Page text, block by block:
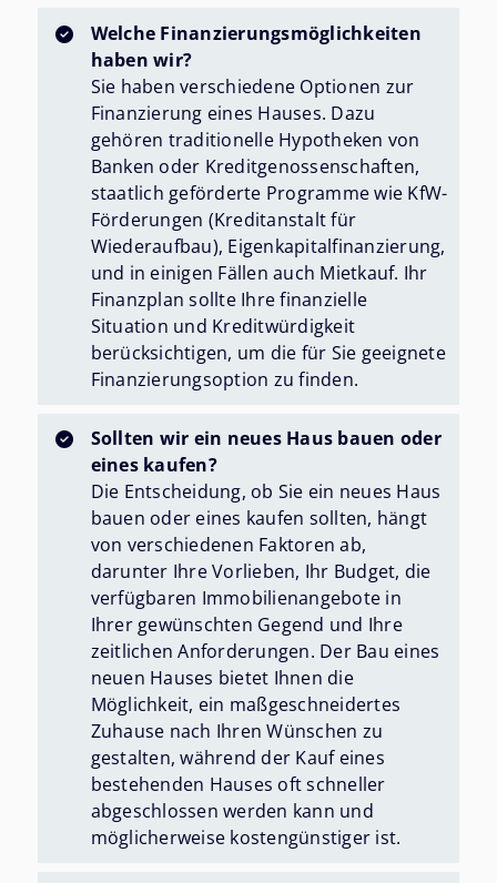
Welche Finanzierungsmöglichkeiten
haben wir?
Sie haben verschiedene Optionen zur
Finanzierung eines Hauses. Dazu
gehören traditionelle Hypotheken von
Banken oder Kreditgenossenschaften,
staatlich geförderte Programme wie KfW-
Förderungen (Kreditanstalt für
Wiederaufbau), Eigenkapitalfinanzierung,
und in einigen Fällen auch Mietkauf. Ihr
Finanzplan sollte Ihre finanzielle
Situation und Kreditwürdigkeit
berücksichtigen, um die für Sie geeignete
Finanzierungsoption zu finden.
Sollten wir ein neues Haus bauen oder
eines kaufen?
Die Entscheidung, ob Sie ein neues Haus
bauen oder eines kaufen sollten, hängt
von verschiedenen Faktoren ab,
darunter Ihre Vorlieben, Ihr Budget, die
verfügbaren Immobilienangebote in
Ihrer gewünschten Gegend und Ihre
zeitlichen Anforderungen. Der Bau eines
neuen Hauses bietet Ihnen die
Möglichkeit, ein maßgeschneidertes
Zuhause nach Ihren Wünschen zu
gestalten, während der Kauf eines
bestehenden Hauses oft schneller
abgeschlossen werden kann und
möglicherweise kostengünstiger ist.